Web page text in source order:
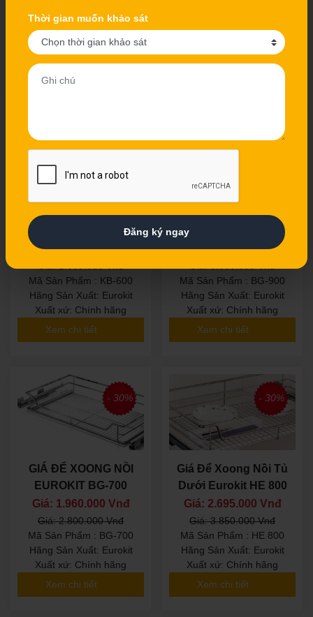
Giá: 2.150.000 Vnđ
Mã Sản Phẩm : DF-700
Hãng Sản Xuất: Eurokit
Xuất xứ: Chính hãng
Xem chi tiết
Hãng Sản Xuất: Eurokit
Xuất xứ: Chính hãng
- 30%
GIÁ ĐỂ XOONG NỒI
HỘP EUROKIT KB-600
Giá: 1.400.000 Vnđ
Mã Sản Phẩm : KB-600
Hãng Sản Xuất: Eurokit
Xuất xứ: Chính hãng
Xem chi tiết
- 30%
GIÁ ĐỂ XOONG NỒI
EUROKIT BG-900
Giá: 2.100.000 Vnđ
Mã Sản Phẩm : BG-900
Hãng Sản Xuất: Eurokit
Xuất xứ: Chính hãng
Xem chi tiết
- 30%
GIÁ ĐỂ XOONG NỒI
EUROKIT BG-700
Giá: 1.960.000 Vnđ
Giá: 2.800.000 Vnđ
Mã Sản Phẩm : BG-700
Hãng Sản Xuất: Eurokit
Xuất xứ: Chính hãng
Xem chi tiết
- 30%
Giá Để Xoong Nồi Tủ
Dưới Eurokit HE 800
Giá: 2.695.000 Vnđ
Giá: 3.850.000 Vnđ
Mã Sản Phẩm : HE 800
Hãng Sản Xuất: Eurokit
Xuất xứ: Chính hãng
Xem chi tiết
Thời gian muốn khảo sát
Đăng ký ngay